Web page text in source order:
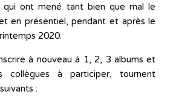
qui ont mené tant bien que mal le
en présentiel, pendant et après le
2020.
à nouveau à 1, 2, 3 albums et
collègues à participer, tournent
: